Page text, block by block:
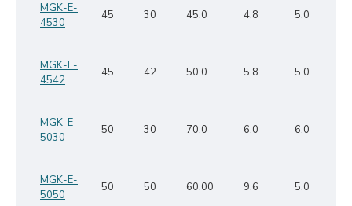
MGK-E-
4530
45 30 45.0 4.8 5.0
MGK-E-
4542
45 42 50.0 5.8 5.0
MGK-E-
5030
50 30 70.0 6.0 6.0
MGK-E-
5050
50 50 60.00 9.6 5.0